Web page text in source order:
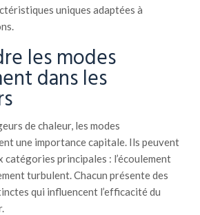
uniques adaptées à
les modes
dans les
de chaleur, les modes
une importance capitale. Ils peuvent
catégories principales : l’écoulement
turbulent. Chacun présente des
qui influencent l’efficacité du